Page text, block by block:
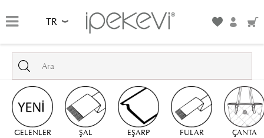
TR
GELENLER ŞAL EŞARP FULAR ÇANTA